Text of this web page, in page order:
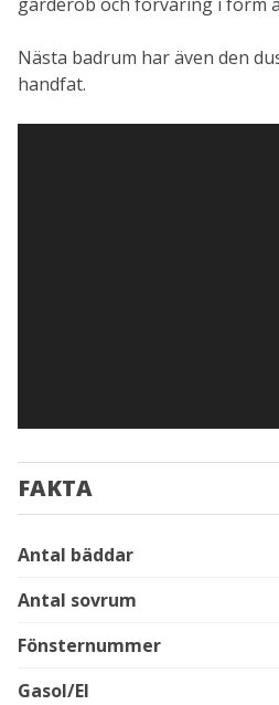
Nästa badrum har även den
handfat.
FAKTA
Antal bäddar
Antal sovrum
Fönsternummer
Gasol/El